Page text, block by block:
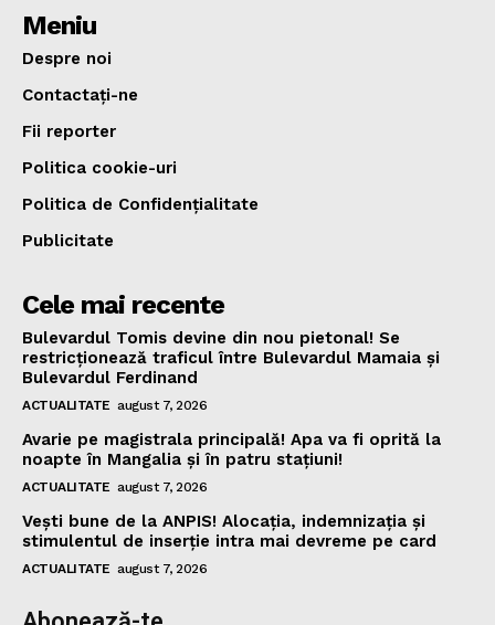
Meniu
Despre noi
Contactați-ne
Fii reporter
Politica cookie-uri
Politica de Confidențialitate
Publicitate
Cele mai recente
Bulevardul Tomis devine din nou pietonal! Se
restricționează traficul între Bulevardul Mamaia și
Bulevardul Ferdinand
ACTUALITATE august 7, 2026
Avarie pe magistrala principală! Apa va fi oprită la
noapte în Mangalia și în patru stațiuni!
ACTUALITATE august 7, 2026
Vești bune de la ANPIS! Alocația, indemnizația și
stimulentul de inserție intra mai devreme pe card
ACTUALITATE august 7, 2026